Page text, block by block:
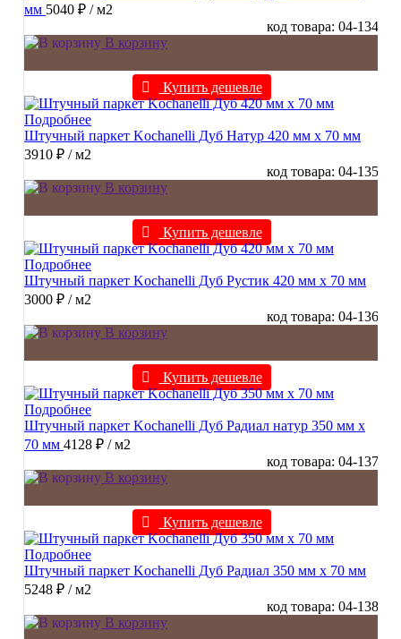
мм 5040 ₽ / м2
код товара: 04-134
В корзину
Купить дешевле
Подробнее
Штучный паркет Kochanelli Дуб Натур 420 мм х 70 мм
3910 ₽ / м2
код товара: 04-135
В корзину
Купить дешевле
Подробнее
Штучный паркет Kochanelli Дуб Рустик 420 мм х 70 мм
3000 ₽ / м2
код товара: 04-136
В корзину
Купить дешевле
Подробнее
Штучный паркет Kochanelli Дуб Радиал натур 350 мм х
70 мм 4128 ₽ / м2
код товара: 04-137
В корзину
Купить дешевле
Подробнее
Штучный паркет Kochanelli Дуб Радиал 350 мм х 70 мм
5248 ₽ / м2
код товара: 04-138
В корзину